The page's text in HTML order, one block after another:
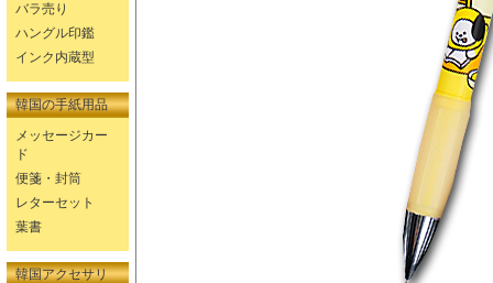
バラ売り
ハングル印鑑
インク内蔵型
韓国の手紙用品
メッセージカー
ド
便箋・封筒
レターセット
葉書
韓国アクセサリ